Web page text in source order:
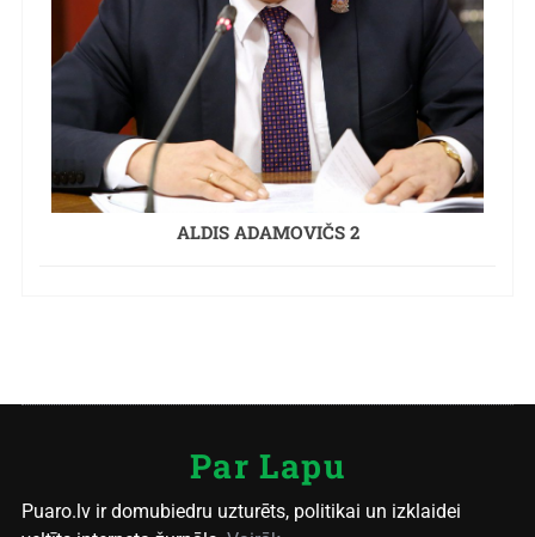
ALDIS ADAMOVIČS 2
Par Lapu
Puaro.lv ir domubiedru uzturēts, politikai un izklaidei